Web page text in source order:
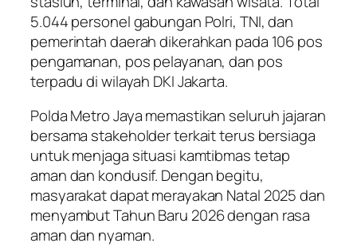
5.044 personel gabungan Polri, TNI, dan
pemerintah daerah dikerahkan pada 106 pos
pengamanan, pos pelayanan, dan pos
terpadu di wilayah DKI Jakarta.
Polda Metro Jaya memastikan seluruh jajaran
bersama stakeholder terkait terus bersiaga
untuk menjaga situasi kamtibmas tetap
aman dan kondusif. Dengan begitu,
masyarakat dapat merayakan Natal 2025 dan
menyambut Tahun Baru 2026 dengan rasa
aman dan nyaman.